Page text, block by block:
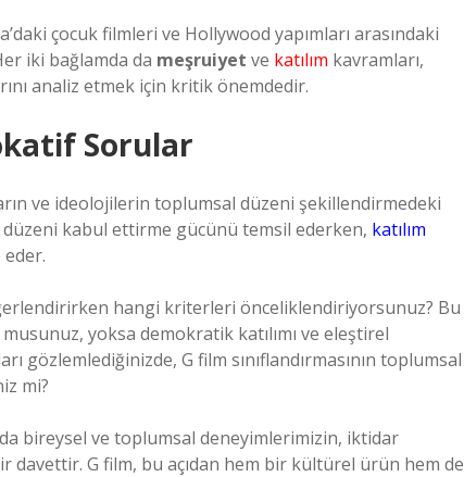
çocuk filmleri ve Hollywood yapımları arasındaki
iki bağlamda da meşruiyet ve katılım kavramları,
analiz etmek için kritik önemdedir.
Sorular
ve ideolojilerin toplumsal düzeni şekillendirmedeki
kabul ettirme gücünü temsil ederken, katılım
hangi kriterleri önceliklendiriyorsunuz? Bu
yoksa demokratik katılımı ve eleştirel
gözlemlediğinizde, G film sınıflandırmasının toplumsal
mi?
bireysel ve toplumsal deneyimlerimizin, iktidar
davettir. G film, bu açıdan hem bir kültürel ürün hem de